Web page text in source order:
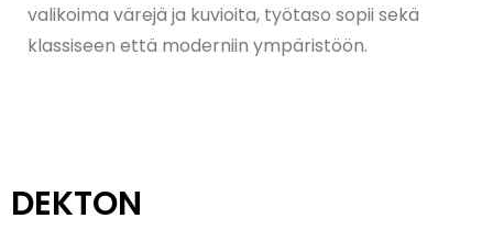
valikoima värejä ja kuvioita, työtaso sopii sekä
klassiseen että moderniin ympäristöön.
DEKTON